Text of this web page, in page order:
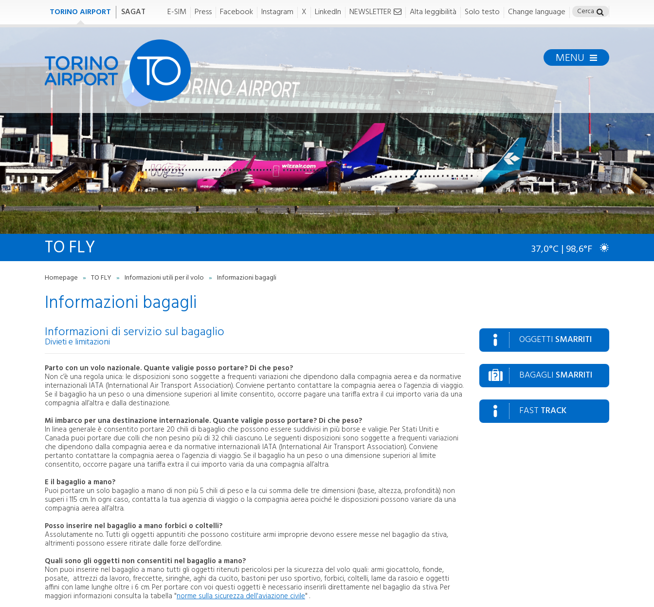
TORINO AIRPORT SAGAT E-SIM Press Facebook Instagram X LinkedIn NEWSLETTER Alta leggibilità Solo testo Change language
MENU
TO FLY
tofly
VOLI
Meteo
Orario generale
Partenze/Arrivi
Mappa destinazioni
Compagnie aeree
INFORMAZIONI UTILI PER
IL VOLO
Carta diritti passeggero
Minori in viaggio
Informazioni animali volo
Entry-Exit System (EES)
Sanità aerea
mobilità
Autismo
Qualità
Rumore Aeroportuale
SERVIZI
Bagagli smarriti
Oggetti smarriti
Attestazione ritardo voli
Biglietteria aerea e servizi
aggiuntivi
Servizi executive
FAQ
Contatti
Scrivici
TO MOVE
tomove
TRASPORTI E PARCHEGGI
In auto
In taxi
Parcheggi dell'Aeroporto di
Torino
Assicurazione volo protetto
REVO
Richiesta fattura parcheggi
In treno
Eco-city-tour
FLEX
Stazioni di ricarica veicoli
TURISMO
Dove Siamo
Cosa fare
Prenota camera
TO LIVE
tolive
NEWS E SERVIZI
Torino Airport Pass
Fast Track
Piemonte Lounge
Cambio Valuta
Kids Area
Fun&Game Area
Nursery
Supermercato
TORINO GREEN
AIRPORT
torinogreenairport
MISSION E STRATEGIA
Mission, strategia e linee di
azione
ENERGIA E
DECARBONIZZAZIONE
Progetti Conclusi
Risultati Raggiunti
Progetti in Corso
Roadmap
ALTRE MITIGAZIONI
IMPATTO AMBIENTALE
Circular Economy
Rifiuti
Acque
Rumore Aeroportuale
Turnaround Green
TO FLY 37,0°C | 98,6°F
Homepage » TO FLY » Informazioni utili per il volo » Informazioni bagagli
Informazioni bagagli
Informazioni di servizio sul bagaglio
Divieti e limitazioni
Parto con un volo nazionale. Quante valigie posso portare? Di che peso?
Non c’è una regola unica: le disposizioni sono soggette a frequenti variazioni che dipendono dalla compagnia aerea e da normative
internazionali IATA (International Air Transport Association). Conviene pertanto contattare la compagnia aerea o l’agenzia di viaggio.
Se il bagaglio ha un peso o una dimensione superiori al limite consentito, occorre pagare una tariffa extra il cui importo varia da una
compagnia all’altra e dalla destinazione.
Mi imbarco per una destinazione internazionale. Quante valigie posso portare? Di che peso?
In linea generale è consentito portare 20 chili di bagaglio che possono essere suddivisi in più borse e valigie. Per Stati Uniti e
Canada puoi portare due colli che non pesino più di 32 chili ciascuno. Le seguenti disposizioni sono soggette a frequenti variazioni
che dipendono dalla compagnia aerea e da normative internazionali IATA (International Air Transport Association). Conviene
pertanto contattare la compagnia aerea o l’agenzia di viaggio. Se il bagaglio ha un peso o una dimensione superiori al limite
consentito, occorre pagare una tariffa extra il cui importo varia da una compagnia all’altra.
E il bagaglio a mano?
Puoi portare un solo bagaglio a mano di non più 5 chili di peso e la cui somma delle tre dimensioni (base, altezza, profondità) non
superi i 115 cm. In ogni caso, contatta la tua agenzia di viaggio o la compagnia aerea poiché le disposizioni possono variare da una
compagnia aerea all’altra.
Posso inserire nel bagaglio a mano forbici o coltelli?
Assolutamente no. Tutti gli oggetti appuntiti che possono costituire armi improprie devono essere messe nel bagaglio da stiva,
altrimenti possono essere ritirate dalle forze dell’ordine.
Quali sono gli oggetti non consentiti nel bagaglio a mano?
Non puoi inserire nel bagaglio a mano tutti gli oggetti ritenuti pericolosi per la sicurezza del volo quali: armi giocattolo, fionde,
posate, attrezzi da lavoro, freccette, siringhe, aghi da cucito, bastoni per uso sportivo, forbici, coltelli, lame da rasoio e oggetti
affini con lame lunghe oltre i 6 cm. Per portare con voi questi oggetti è necessario inserirli direttamente nel bagaglio da stiva. Per
maggiori informazioni consulta la tabella "norme sulla sicurezza dell'aviazione civile" .
OGGETTI SMARRITI
BAGAGLI SMARRITI
FAST TRACK